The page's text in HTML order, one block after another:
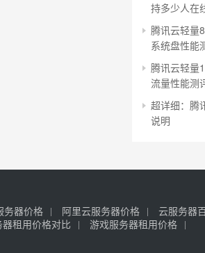
持多少人在
腾讯云轻量
系统盘性能
腾讯云轻量
流量性能测
超详细：腾
说明
务器价格 阿里云服务器价格 云服务器
租用价格对比
游戏服务器租用价格